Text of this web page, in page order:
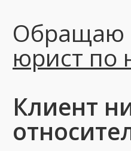
Обращаю
юрист по
Клиент